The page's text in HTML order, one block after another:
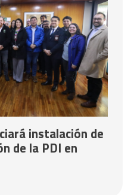
instalación de
de la PDI en